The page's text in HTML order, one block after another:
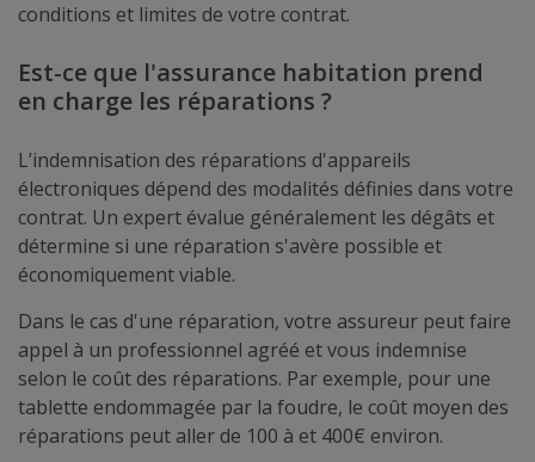
conditions et limites de votre contrat.
Est-ce que l'assurance habitation prend
en charge les réparations ?
L’indemnisation des réparations d'appareils
électroniques dépend des modalités définies dans votre
contrat. Un expert évalue généralement les dégâts et
détermine si une réparation s'avère possible et
économiquement viable.
Dans le cas d'une réparation, votre assureur peut faire
appel à un professionnel agréé et vous indemnise
selon le coût des réparations. Par exemple, pour une
tablette endommagée par la foudre, le coût moyen des
réparations peut aller de 100 à et 400€ environ.